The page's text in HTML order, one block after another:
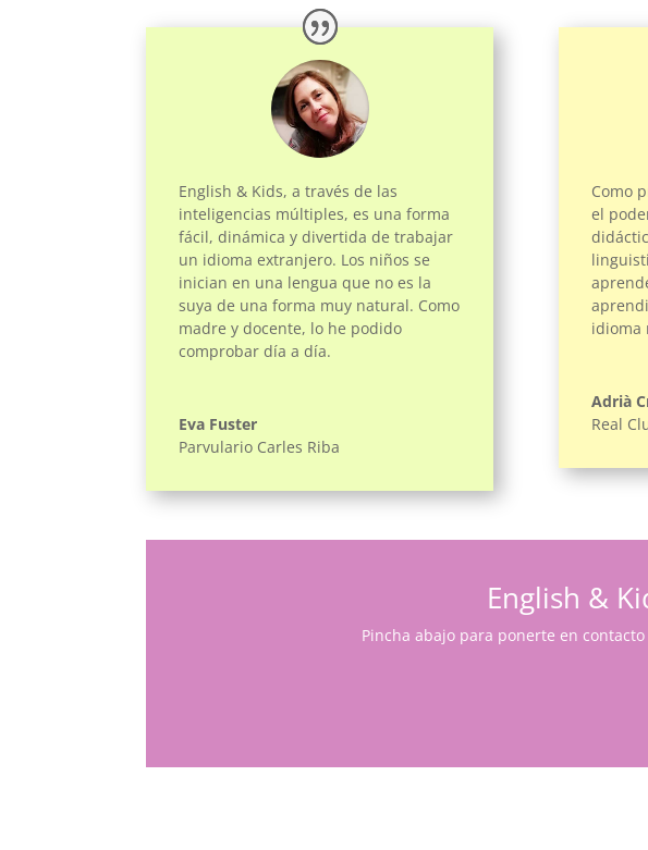
English & Kids, a través de las
inteligencias múltiples, es una forma
fácil, dinámica y divertida de trabajar
un idioma extranjero. Los niños se
inician en una lengua que no es la
suya de una forma muy natural. Como
madre y docente, lo he podido
comprobar día a día.
Eva Fuster
Parvulario Carles Riba
Como
el
idioma
Adrià
Real
English &
Pincha abajo para ponerte en